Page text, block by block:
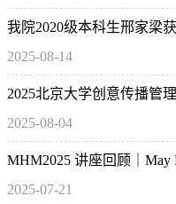
我院2020级本科生邢家梁
牌
2025-08-14
2025北京大学创意传播管
2025-08-04
MHM2025 讲座回顾｜
播导论
2025-07-21